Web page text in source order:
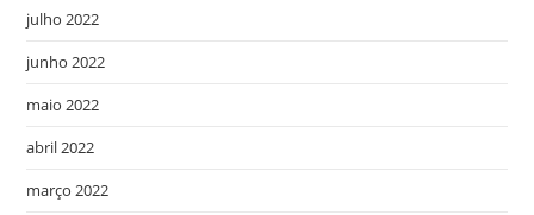
julho 2022
junho 2022
maio 2022
abril 2022
março 2022